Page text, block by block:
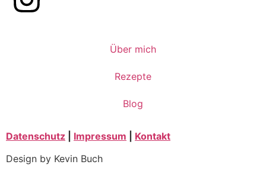
Über mich
Rezepte
Blog
Datenschutz Impressum
Kontakt
Design by Kevin Buch